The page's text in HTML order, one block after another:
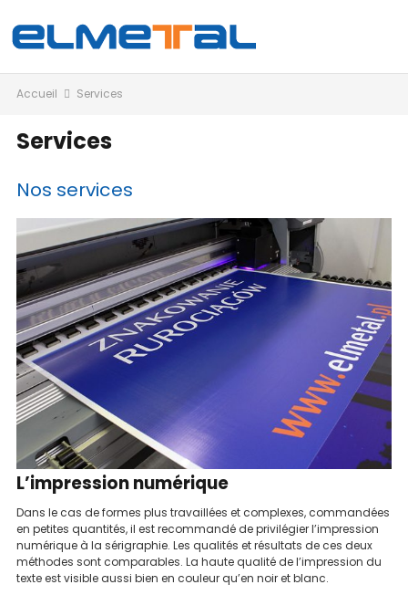
Accueil Services
Services
Nos services
L’impression numérique
Dans le cas de formes plus travaillées et complexes, commandées
en petites quantités, il est recommandé de privilégier l’impression
numérique à la sérigraphie. Les qualités et résultats de ces deux
méthodes sont comparables. La haute qualité de l’impression du
texte est visible aussi bien en couleur qu’en noir et blanc.